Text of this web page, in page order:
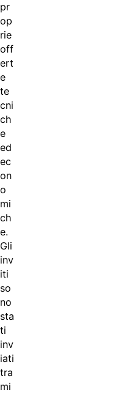
pr
op
rie
off
ert
e
te
cni
ch
e
ed
ec
on
o
mi
ch
e.
Gli
inv
iti
so
no
sta
ti
inv
iati
tra
mi